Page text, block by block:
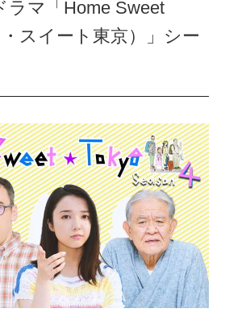
マ「Home Sweet
スイート東京）」シー